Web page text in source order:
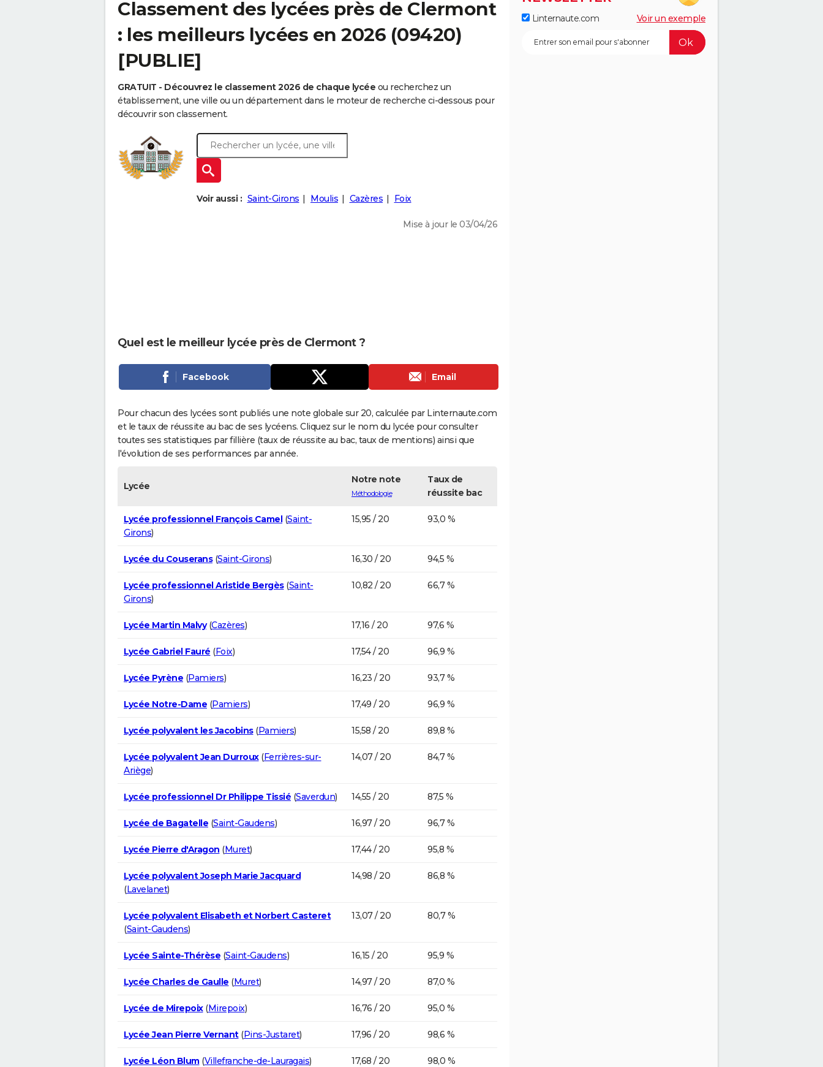
Classement des lycées près de Clermont
: les meilleurs lycées en 2026 (09420)
[PUBLIE]
GRATUIT - Découvrez le classement 2026 de chaque lycée ou recherchez un
établissement, une ville ou un département dans le moteur de recherche ci-dessous pour
découvrir son classement.
Voir aussi : Saint-Girons Moulis Cazères Foix
Mise à jour le 03/04/26
Quel est le meilleur lycée près de Clermont ?
Facebook Email
Pour chacun des lycées sont publiés une note globale sur 20, calculée par Linternaute.com
et le taux de réussite au bac de ses lycéens. Cliquez sur le nom du lycée pour consulter
toutes ses statistiques par fillière (taux de réussite au bac, taux de mentions) ainsi que
l'évolution de ses performances par année.
Lycée
Notre note
Méthodologie
Taux de
réussite bac
Lycée professionnel François Camel(Saint-
Girons)
15,95 / 20 93,0 %
Lycée du Couserans(Saint-Girons) 16,30 / 20 94,5 %
Lycée professionnel Aristide Bergès(Saint-
Girons)
10,82 / 20 66,7 %
Lycée Martin Malvy(Cazères) 17,16 / 20 97,6 %
Lycée Gabriel Fauré (Foix) 17,54 / 20 96,9 %
Lycée Pyrène (Pamiers) 16,23 / 20 93,7 %
Lycée Notre-Dame (Pamiers) 17,49 / 20 96,9 %
Lycée polyvalent les Jacobins(Pamiers) 15,58 / 20 89,8 %
Lycée polyvalent Jean Durroux(Ferrières-sur-
Ariège)
14,07 / 20 84,7 %
Lycée professionnel Dr Philippe Tissié (Saverdun) 14,55 / 20 87,5 %
Lycée de Bagatelle (Saint-Gaudens) 16,97 / 20 96,7 %
Lycée Pierre d'Aragon (Muret) 17,44 / 20 95,8 %
Lycée polyvalent Joseph Marie Jacquard
(Lavelanet)
14,98 / 20 86,8 %
Lycée polyvalent Elisabeth et Norbert Casteret
(Saint-Gaudens)
13,07 / 20 80,7 %
Lycée Sainte-Thérèse (Saint-Gaudens) 16,15 / 20 95,9 %
Lycée Charles de Gaulle (Muret) 14,97 / 20 87,0 %
Lycée de Mirepoix(Mirepoix) 16,76 / 20 95,0 %
Lycée Jean Pierre Vernant(Pins-Justaret) 17,96 / 20 98,6 %
Lycée Léon Blum(Villefranche-de-Lauragais) 17,68 / 20 98,0 %
Linternaute.com Voir un exemple